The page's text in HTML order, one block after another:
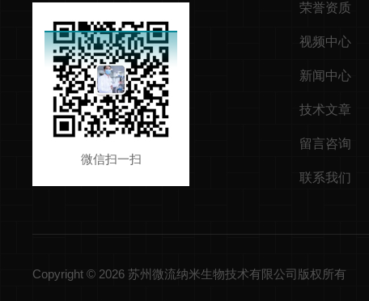
微信扫一扫
荣誉资质
视频中心
新闻中心
技术文章
留言咨询
联系我们
Copyright © 2026 苏州微流纳米生物技术有限公司版权所有